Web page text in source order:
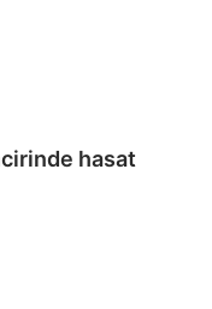
hasat